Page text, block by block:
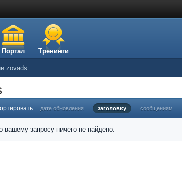
Портал Тренинги
zovads
дате обновления заголовку сообщениям
вашему запросу ничего не найдено.